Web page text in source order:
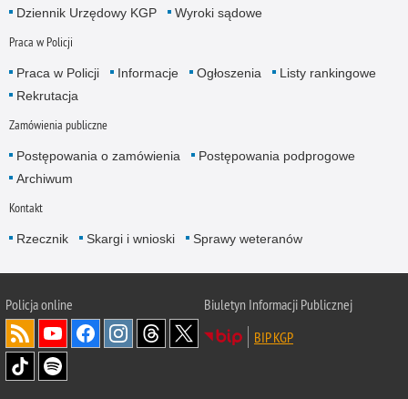
Dziennik Urzędowy KGP Wyroki sądowe
Praca w Policji
Praca w Policji Informacje Ogłoszenia
Listy rankingowe
Rekrutacja
Zamówienia publiczne
Postępowania o zamówienia
Postępowania podprogowe
Archiwum
Kontakt
Rzecznik Skargi i wnioski Sprawy weteranów
Policjaonline
Biuletyn Informacji Publicznej
BIP KGP